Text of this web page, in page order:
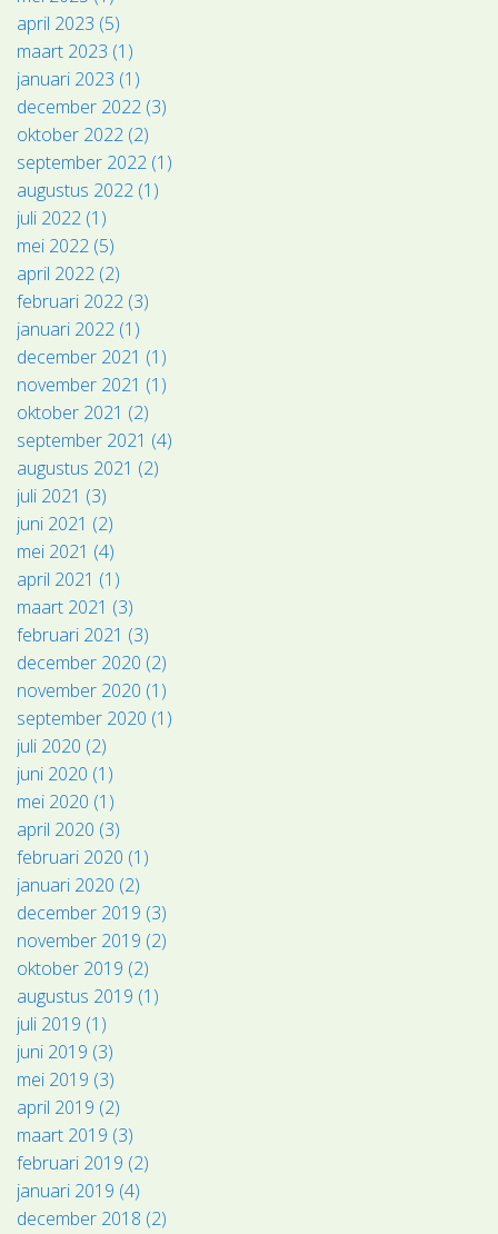
april 2023 (5)
maart 2023 (1)
januari 2023 (1)
december 2022 (3)
oktober 2022 (2)
september 2022 (1)
augustus 2022 (1)
juli 2022 (1)
mei 2022 (5)
april 2022 (2)
februari 2022 (3)
januari 2022 (1)
december 2021 (1)
november 2021 (1)
oktober 2021 (2)
september 2021 (4)
augustus 2021 (2)
juli 2021 (3)
juni 2021 (2)
mei 2021 (4)
april 2021 (1)
maart 2021 (3)
februari 2021 (3)
december 2020 (2)
november 2020 (1)
september 2020 (1)
juli 2020 (2)
juni 2020 (1)
mei 2020 (1)
april 2020 (3)
februari 2020 (1)
januari 2020 (2)
december 2019 (3)
november 2019 (2)
oktober 2019 (2)
augustus 2019 (1)
juli 2019 (1)
juni 2019 (3)
mei 2019 (3)
april 2019 (2)
maart 2019 (3)
februari 2019 (2)
januari 2019 (4)
december 2018 (2)